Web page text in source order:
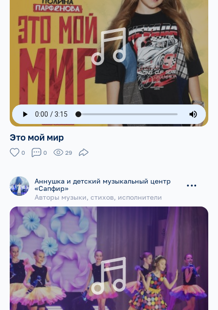
Это мой мир
0 0 29
Аннушка и детский музыкальный центр
«Сапфир»
Авторы музыки, стихов, исполнители
...